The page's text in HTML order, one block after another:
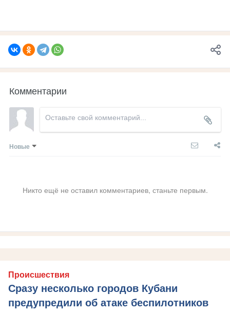
Комментарии
Новые
Никто ещё не оставил комментариев, станьте первым.
Происшествия
Сразу несколько городов Кубани
предупредили об атаке беспилотников